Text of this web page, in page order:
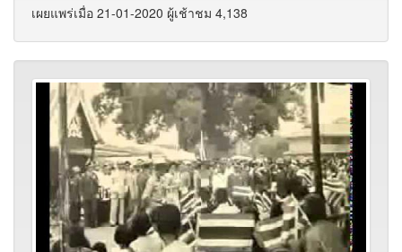
เผยแพร่เมื่อ 21-01-2020 ผู้เช้าชม 4,138